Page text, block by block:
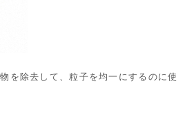
を除去して、粒子を均一にするのに使